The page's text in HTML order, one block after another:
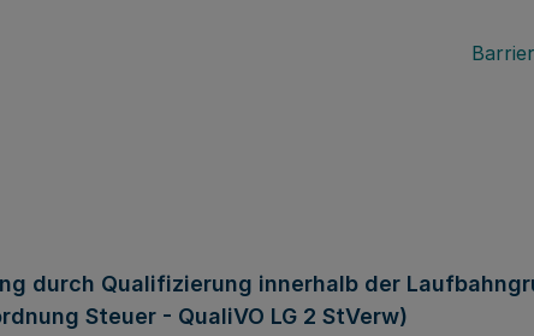
durch Qualifizierung innerhalb der
Steuer - QualiVO LG 2 StVerw)